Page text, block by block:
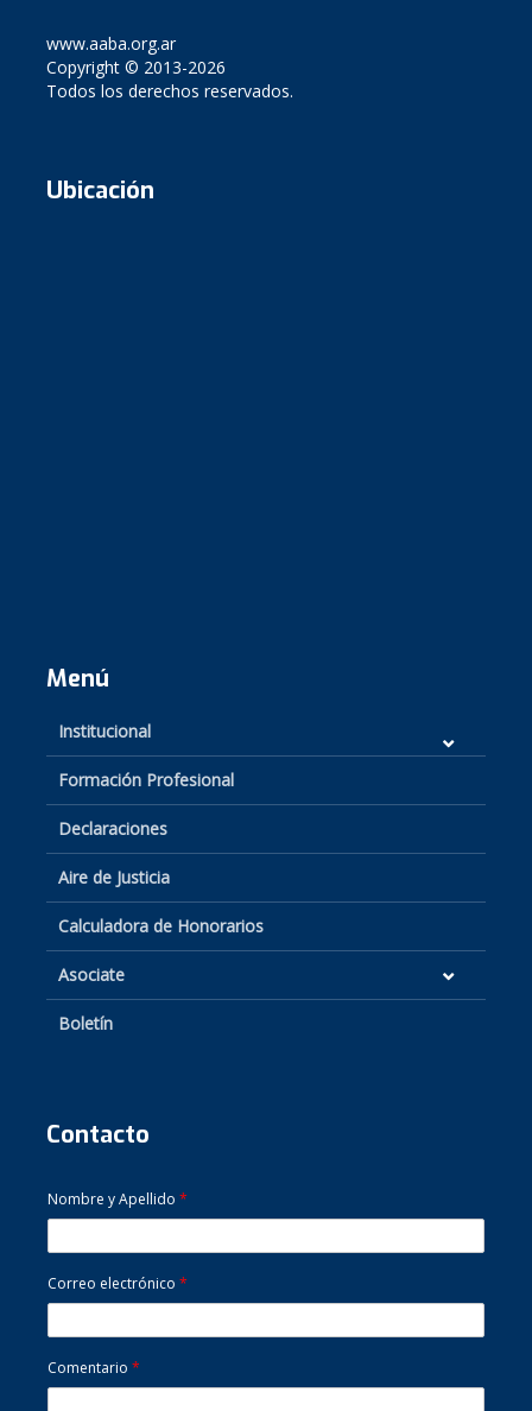
www.aaba.org.ar
Copyright © 2013-2026
Todos los derechos reservados.
Ubicación
Menú
Institucional
Formación Profesional
Declaraciones
Aire de Justicia
Calculadora de Honorarios
Asociate
Boletín
Contacto
Nombre y Apellido *
Correo electrónico *
Comentario *